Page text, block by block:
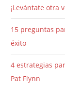
¡Levántate otra
15 preguntas
éxito
4 estrategias
Pat Flynn